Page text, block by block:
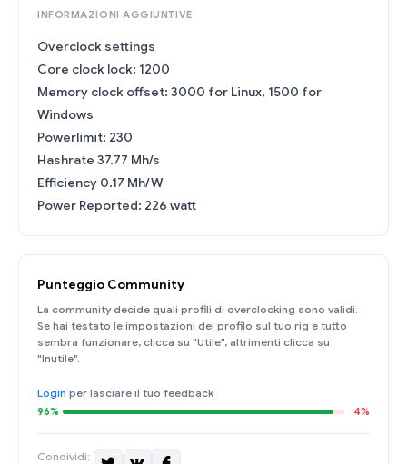
INFORMAZIONI AGGIUNTIVE
Overclock settings
Core clock lock: 1200
Memory clock offset: 3000 for Linux, 1500 for
Windows
Powerlimit: 230
Hashrate 37.77 Mh/s
Efficiency 0.17 Mh/W
Power Reported: 226 watt
Punteggio Community
La community decide quali profili di overclocking sono validi.
Se hai testato le impostazioni del profilo sul tuo rig e tutto
sembra funzionare, clicca su "Utile", altrimenti clicca su
"Inutile".
Login per lasciare il tuo feedback
96% 4%
Condividi: